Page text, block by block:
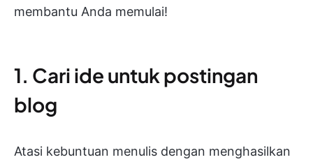
membantu Anda memulai!
1. Cari ide untuk postingan
blog
Atasi kebuntuan menulis dengan menghasilkan